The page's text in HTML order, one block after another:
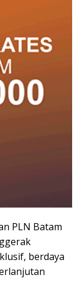
PLN Batam
berdaya